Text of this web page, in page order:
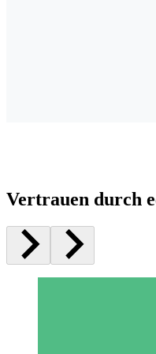
Vertrauen durch